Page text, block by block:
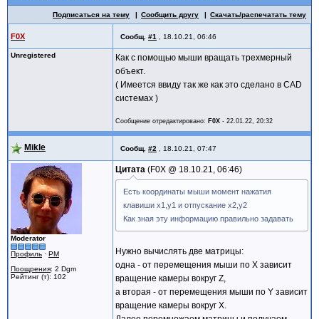
Подписаться на тему Сообщить другу Скачать/распечатать тему
F0X Сообщ. #1 18.10.21, 06:46
Unregistered
Как с помощью мыши вращать трехмерный
объект.
( Имеется ввиду так же как это сделано в CAD
системах )
Сообщение отредактировано: F0X - 22.01.22, 20:32
Mikle Сообщ. #2 18.10.21, 07:47
Moderator
Профиль · PM
Поощрения: 2 Dgm
Рейтинг (т): 102
Цитата F0X @ 18.10.21, 06:46
Есть координаты мыши момент нажатия
клавиши x1,y1 и отпускание x2,y2
Как зная эту информацию правильно задавать
Нужно вычислять две матрицы:
одна - от перемещения мыши по X зависит
вращение камеры вокруг Z,
а вторая - от перемещения мыши по Y зависит
вращение камеры вокруг X.